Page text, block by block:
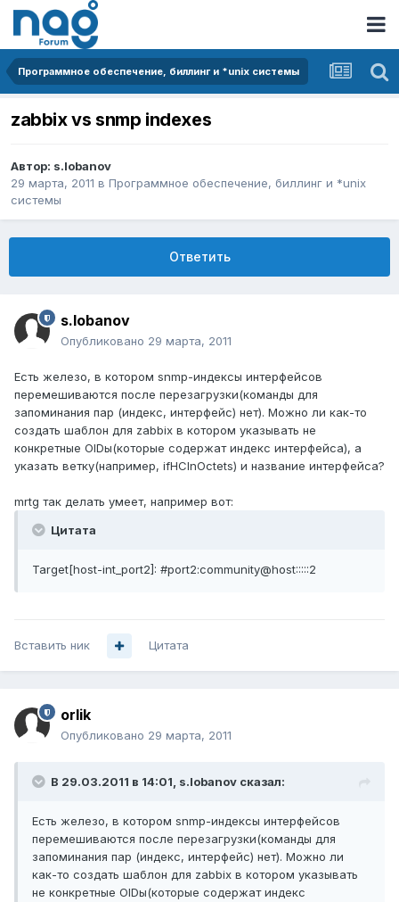
Программное обеспечение, биллинг и *unix системы
zabbix vs snmp indexes
Автор: s.lobanov
29 марта, 2011 в Программное обеспечение, биллинг и *unix
системы
Ответить
s.lobanov
Опубликовано 29 марта, 2011
Есть железо, в котором snmp-индексы интерфейсов
перемешиваются после перезагрузки(команды для
запоминания пар (индекс, интерфейс) нет). Можно ли как-то
создать шаблон для zabbix в котором указывать не
конкретные OIDы(которые содержат индекс интерфейса), а
указать ветку(например, ifHCInOctets) и название интерфейса?
mrtg так делать умеет, например вот:
Цитата
Target[host-int_port2]: #port2:community@host:::::2
Вставить ник Цитата
orlik
Опубликовано 29 марта, 2011
В 29.03.2011 в 14:01, s.lobanov сказал:
Есть железо, в котором snmp-индексы интерфейсов
перемешиваются после перезагрузки(команды для
запоминания пар (индекс, интерфейс) нет). Можно ли
как-то создать шаблон для zabbix в котором указывать
не конкретные OIDы(которые содержат индекс